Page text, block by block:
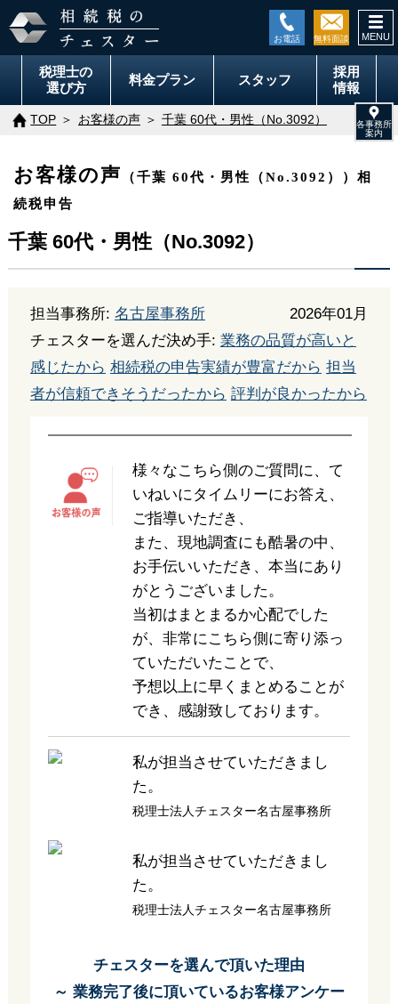
税理士の
選び方
料金プラン スタッフ
採用
情報
TOP お客様の声 千葉 60代・男性（No.3092）
お客様の声
（千葉 60代・男性（No.3092））相
続税申告
千葉 60代・男性（No.3092）
担当事務所: 名古屋事務所
2026年01月
チェスターを選んだ決め手: 業務の品質が高いと
感じたから 相続税の申告実績が豊富だから 担当
者が信頼できそうだったから 評判が良かったから
様々なこちら側のご質問に、て
いねいにタイムリーにお答え、
ご指導いただき、
また、現地調査にも酷暑の中、
お手伝いいただき、本当にあり
がとうございました。
当初はまとまるか心配でした
が、非常にこちら側に寄り添っ
ていただいたことで、
予想以上に早くまとめることが
でき、感謝致しております。
私が担当させていただきまし
た。
税理士法人チェスター名古屋事務所
私が担当させていただきまし
た。
税理士法人チェスター名古屋事務所
チェスターを選んで頂いた理由
～ 業務完了後に頂いているお客様アンケー